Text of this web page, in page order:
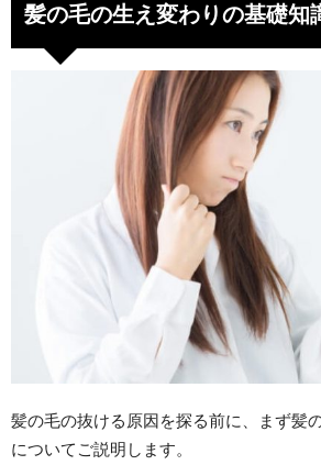
髪の毛の生え変わりの基礎知
髪の毛の抜ける原因を探る前に、まず髪
についてご説明します。